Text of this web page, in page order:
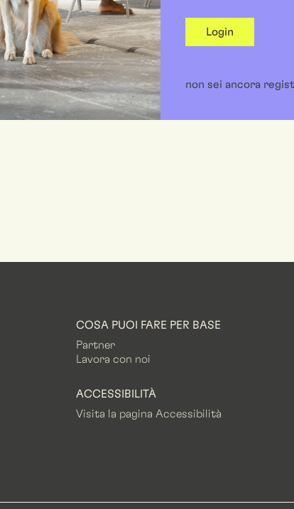
Login
non sei ancora
COSA PUOI FARE PER BASE
Partner
Lavora con noi
ACCESSIBILITÀ
Visita la pagina Accessibilità